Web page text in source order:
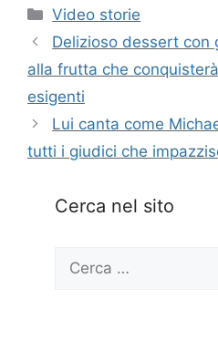
Categorie
Video storie
Delizioso dessert con
alla frutta che
esigenti
Lui canta come
tutti i giudici che
Cerca nel sito
per: